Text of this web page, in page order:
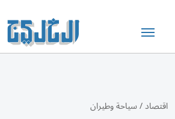
اقتصاد/سياحة وطيران